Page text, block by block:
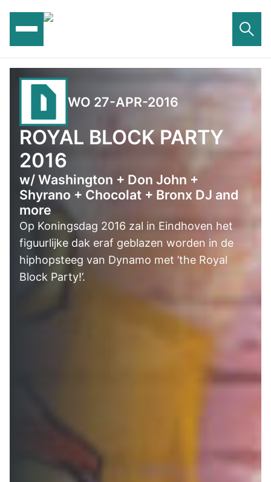
WO 27-APR-2016
ROYAL BLOCK PARTY
2016
w/ Washington + Don John +
Shyrano + Chocolat + Bronx DJ and
more
Op Koningsdag 2016 zal in Eindhoven het
figuurlijke dak eraf geblazen worden in de
hiphopsteeg van Dynamo met ’the Royal
Block Party!’.